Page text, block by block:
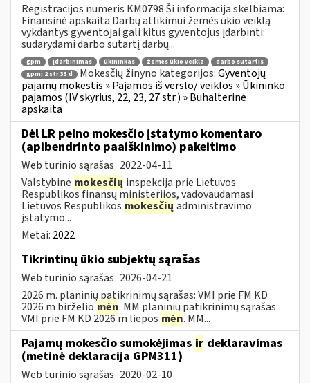
Registracijos numeris KM0798 Ši informacija skelbiama:
Finansinė apskaita Darbų atlikimui žemės ūkio veiklą
vykdantys gyventojai gali kitus gyventojus įdarbinti:
sudarydami darbo sutartį darbų...
gpm įdarbinimas ūkininkas žemės ūkio veikla
darbo sutartis
gpmį 2 str 33 d
Mokesčių žinyno kategorijos:Gyventojų
pajamų mokestis » Pajamos iš verslo/ veiklos » Ūkininko
pajamos (IV skyrius, 22, 23, 27 str.) » Buhalterinė
apskaita
Dėl LR pelno mokesčio įstatymo komentaro
(apibendrinto paaiškinimo) pakeitimo
Web turinio sąrašas 2022-04-11
Valstybinė mokesčių inspekcija prie Lietuvos
Respublikos finansų ministerijos, vadovaudamasi
Lietuvos Respublikos mokesčių administravimo
įstatymo...
Metai: 2022
Tikrintinų ūkio subjektų sąrašas
Web turinio sąrašas 2026-04-21
2026 m. planinių patikrinimų sąrašas: VMI prie FM KD
2026 m birželio mėn. MM planinių patikrinimų sąrašas
VMI prie FM KD 2026 m liepos mėn. MM...
Pajamų mokesčio sumokėjimas ir deklaravimas
(metinė deklaracija GPM311)
Web turinio sąrašas 2020-02-10